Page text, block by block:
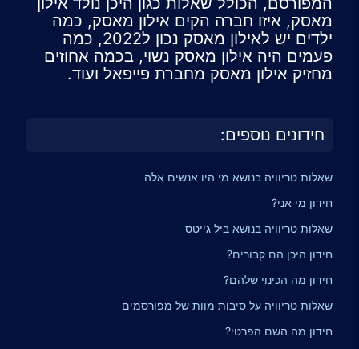
מאסק, איזו חברה הקים אילון מאסק, כמה
ילדים יש לאילון מאסק נכון ל2022, כמה
פעמים היה אילון מאסק נשוי, בכמה אחוזים
מחזיק אילון מאסק מחברת פייפאל ועוד.
חידונים נוספים:
שאלות טריוויה בנושא מי היו אנשים אלה
חידון מי אני?
שאלות טריוויה בנושא ביל גייטס
חידון היכן הם קבורים?
חידון מה הכינוי שלהם?
שאלות טריוויה על סיבות מוות של מפורסמים
חידון מה השם הפרטי?